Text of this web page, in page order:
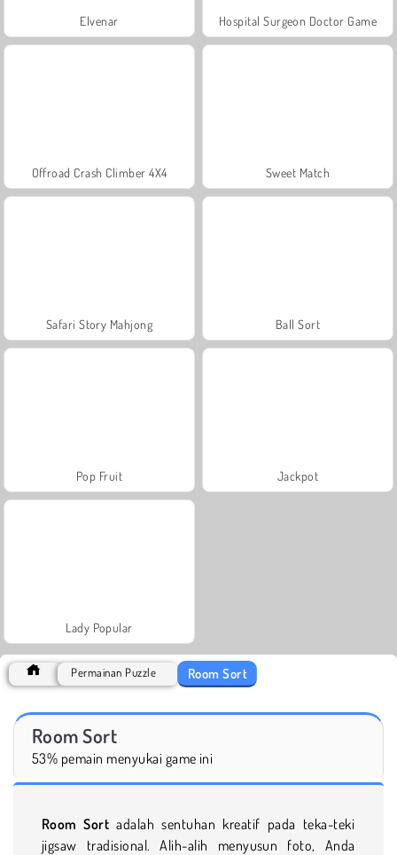
Elvenar Hospital Surgeon Doctor Game
Offroad Crash Climber 4X4 Sweet Match
Safari Story Mahjong Ball Sort
Pop Fruit Jackpot
Lady Popular
Permainan Puzzle Room Sort
Room Sort
53% pemain menyukai game ini
Room Sort adalah sentuhan kreatif pada teka-teki
jigsaw tradisional. Alih-alih menyusun foto, Anda